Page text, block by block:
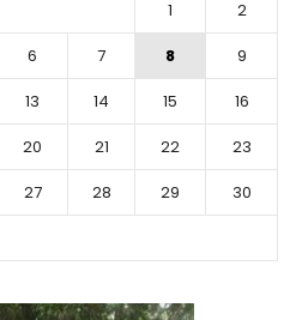
1
2
6 7 8
9
13 14 15
16
20 21 22
23
27 28 29
30